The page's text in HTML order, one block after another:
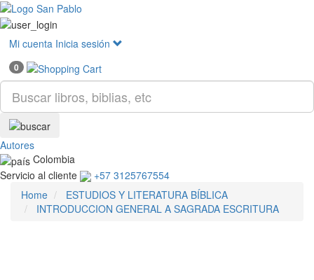
Mi cuenta Inicia sesión
0
Autores
Colombia
Servicio al cliente
+57 3125767554
Home
ESTUDIOS Y LITERATURA BÍBLICA
INTRODUCCION GENERAL A SAGRADA ESCRITURA